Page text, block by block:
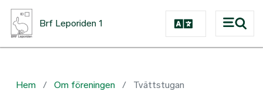
Brf Leporiden 1
Hem Om föreningen Tvättstugan